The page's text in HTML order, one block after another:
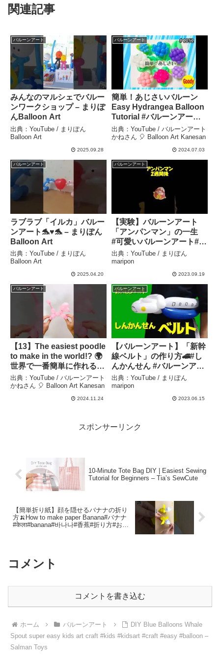
関連記事
バルーンアート
みんなのマルシェでバルー
ンワークショップ – まりぽ
んBalloon Art
出典：YouTube / まりぽん
Balloon Art
2025.09.28
バルーンアート
簡単！あじさいバルーン
Easy Hydrangea Balloon
Tutorial #バルーンアート
かねさん #紫陽花 #アジサ
イ – バルーンアートかねさ
ん 🎈 Balloon Art
出典：YouTube / バルーンアート
かねさん 🎈 Balloon Art Kanesan
2024.07.03
バルーンアート
ラブラブ「イルカ」バルー
ンアート🐬♥🐬 – まりぽん
Balloon Art
出典：YouTube / まりぽん
Balloon Art
2025.04.20
バルーンアート
【実験】バルーンアート
「アンパンマン」の一生
#可愛いバルーンアート#簡
単バルーンアート – まりぽ
んmaripon
出典：YouTube / まりぽん
maripon
2023.09.19
バルーンアート
【13】The easiest poodle
to make in the world!? 🌍
世界で一番簡単に作れるプ
ードル？【バルーンアート
かねさん】 – バルーンアー
トかねさん 🎈 Balloon Art
出典：YouTube / バルーンアート
かねさん 🎈 Balloon Art Kanesan
2024.11.24
バルーンアート
【バルーンアート】「新幹
線ベルト」の作り方🚄#し
んかんせん #バルーンアー
ト #可愛いバルーンアート
– まりぽんmaripon
出典：YouTube / まりぽん
maripon
2023.06.15
スポンサーリンク
10-Minute Tote Bag DIY | Easiest Sewing
Tutorial for Beginners – Tia’s SewCute
【簡単折り紙】顔を隠せるバナナの折り
方🍌How to make paper Banana#バナナ
#केला#banana#바나나#香蕉#折り方#おり
コメント
コメントを書き込む
ホーム バルーンアート
DIY Blue Balloons Whale
Spout super easy kids art craft #kids #kidsart #craft #easy #balloon –
Salman Toys